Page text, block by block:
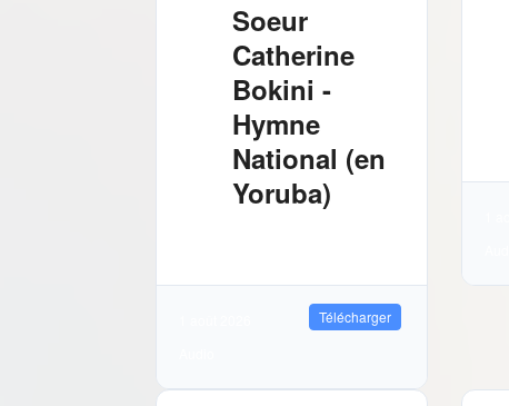
Soeur
Catherine
Bokini -
Hymne
National (en
Yoruba)
Télécharger